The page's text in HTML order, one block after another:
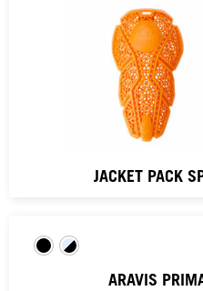
JACKET PACK
ARAVIS